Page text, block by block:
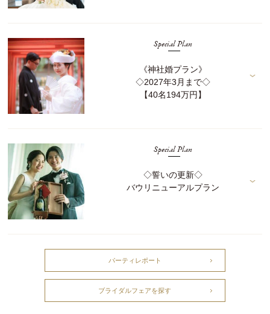
Special Plan
《神社婚プラン》
◇2027年3月まで◇
【40名194万円】
Special Plan
◇誓いの更新◇
バウリニューアルプラン
パーティレポート
ブライダルフェアを探す